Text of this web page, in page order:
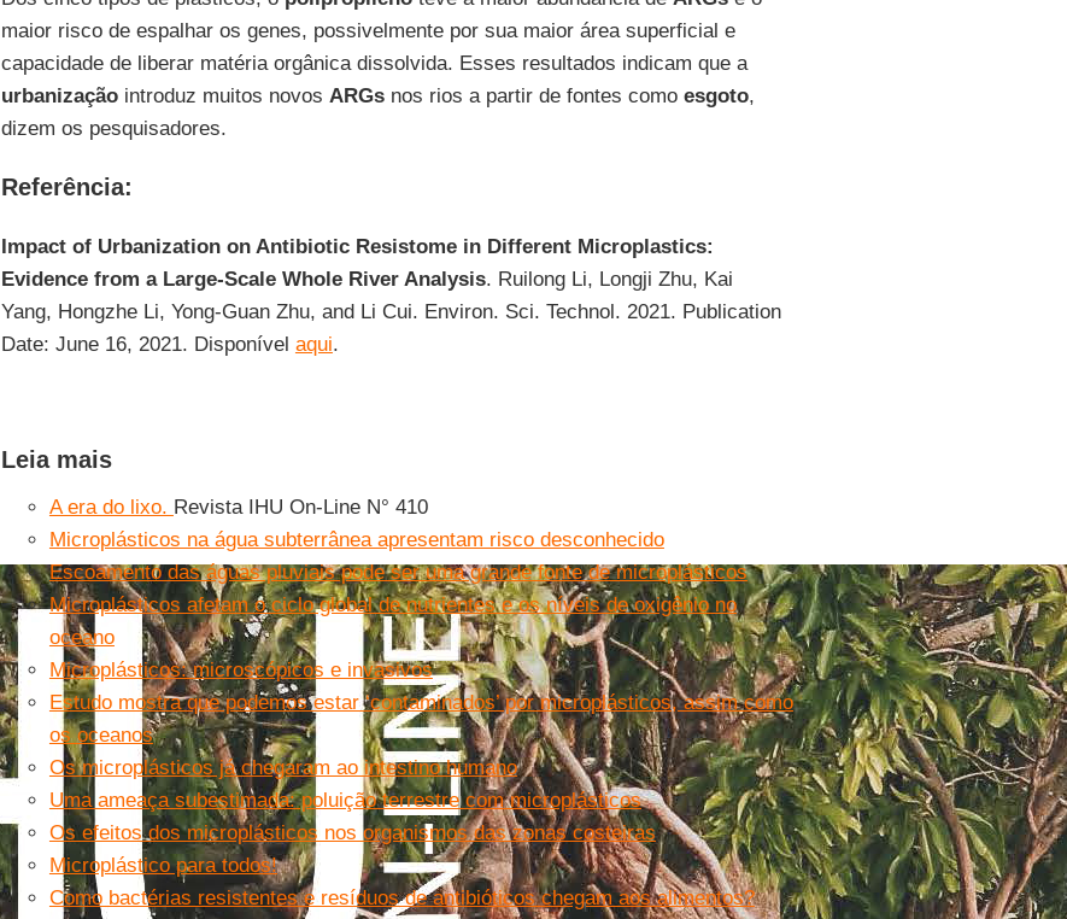
maior risco de espalhar os genes, possivelmente por sua maior área superficial e
capacidade de liberar matéria orgânica dissolvida. Esses resultados indicam que a
urbanizaçãointroduz muitos novos ARGsnos rios a partir de fontes como esgoto,
dizem os pesquisadores.
Referência:
Impact of Urbanization on Antibiotic Resistome in Different Microplastics:
Evidence from a Large-Scale Whole River Analysis. Ruilong Li, Longji Zhu, Kai
Yang, Hongzhe Li, Yong-Guan Zhu, and Li Cui. Environ. Sci. Technol. 2021. Publication
Date: June 16, 2021. Disponível aqui.
Leia mais
A era do lixo. Revista IHU On-Line N° 410
Microplásticos na água subterrânea apresentam risco desconhecido
Escoamento das águas pluviais pode ser uma grande fonte de microplásticos
Microplásticos afetam o ciclo global de nutrientes e os níveis de oxigênio no
oceano
Microplásticos: microscópicos e invasivos
Estudo mostra que podemos estar ‘contaminados’ por microplásticos, assim como
os oceanos
Os microplásticos já chegaram ao intestino humano
Uma ameaça subestimada: poluição terrestre com microplásticos
Os efeitos dos microplásticos nos organismos das zonas costeiras
Microplástico para todos!
Como bactérias resistentes e resíduos de antibióticos chegam aos alimentos?